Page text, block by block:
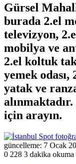
Gürsel
burada 2.el
televizyon,
mobilya ve
2.el koltuk
yemek odası,
yatak ve
için arayın.
güncelleme: 7 Ocak
0 228 3 dakika okuma